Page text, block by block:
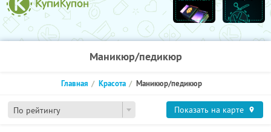
Маникюр/педикюр
По рейтингу
Главная Красота Маникюр/педикюр
Показать на карте